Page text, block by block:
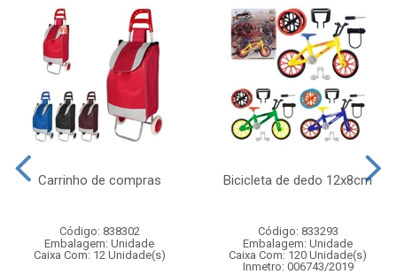
Carrinho de compras
Código: 838302
Embalagem: Unidade
Caixa Com: 12 Unidade(s)
Bicicleta de dedo 12x8cm
Código: 833293
Embalagem: Unidade
Caixa Com: 120 Unidade(s)
Inmetro: 006743/2019